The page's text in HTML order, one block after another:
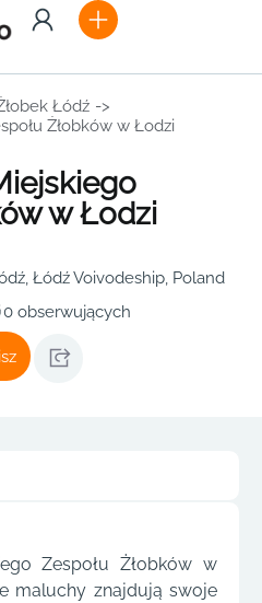
Łódź ->
Żłobków w Łodzi
w Łodzi
Łódź Voivodeship, Poland
0 obserwujących
Zespołu Żłobków w
maluchy znajdują swoje